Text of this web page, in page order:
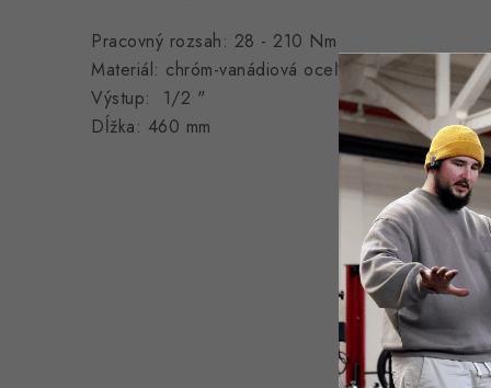
Pracovný rozsah: 28 - 210 Nm
Materiál: chróm-vanádiová oceľ
Výstup: 1/2 "
Dĺžka: 460 mm